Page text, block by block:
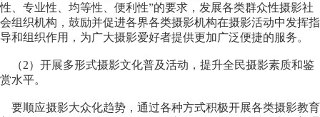
性、专业性、均等性、便利性”的要求，发展各类群众性摄影社
会组织机构，鼓励并促进各界各类摄影机构在摄影活动中发挥指
导和组织作用，为广大摄影爱好者提供更加广泛便捷的服务。
（2）开展多形式摄影文化普及活动，提升全民摄影素质和鉴
赏水平。
要顺应摄影大众化趋势，通过各种方式积极开展各类摄影教育